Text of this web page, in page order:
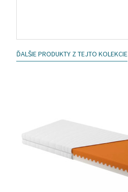
ĎALŠIE PRODUKTY Z TEJTO KOLEKCIE